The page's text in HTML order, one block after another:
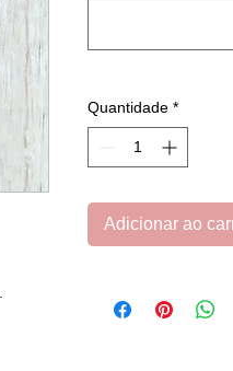
Quantidade *
Adicionar ao